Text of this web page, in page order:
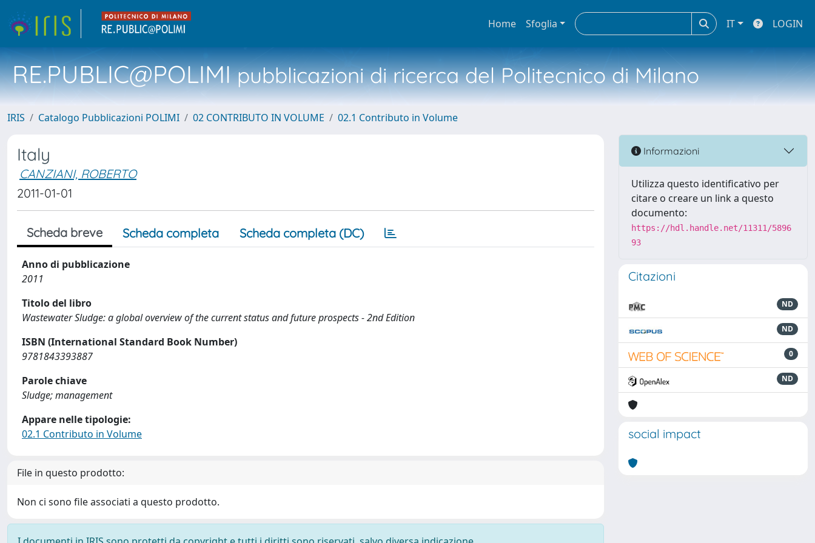
Home Sfoglia IT LOGIN
RE.PUBLIC@POLIMIpubblicazioni di ricerca del Politecnico di Milano
IRIS Catalogo Pubblicazioni POLIMI 02 CONTRIBUTO IN VOLUME 02.1 Contributo in Volume
Italy
CANZIANI, ROBERTO
2011-01-01
Scheda breve Scheda completa Scheda completa (DC)
Anno di pubblicazione
2011
Titolo del libro
Wastewater Sludge: a global overview of the current status and future prospects - 2nd Edition
ISBN (International Standard Book Number)
9781843393887
Parole chiave
Sludge; management
Appare nelle tipologie:
02.1 Contributo in Volume
File in questo prodotto:
Non ci sono file associati a questo prodotto.
Informazioni
Utilizza questo identificativo per
citare o creare un link a questo
documento:
https://hdl.handle.net/11311/5896
93
Citazioni
ND
ND
0
ND
social impact